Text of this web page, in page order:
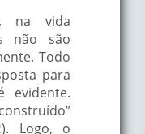
na vida
não são
Todo
para
evidente.
). Logo, o